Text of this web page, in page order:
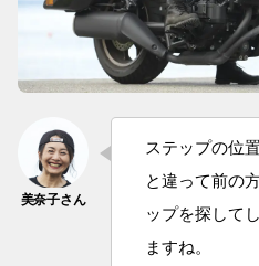
ステップの位
と違って前の
ップを探して
ますね。